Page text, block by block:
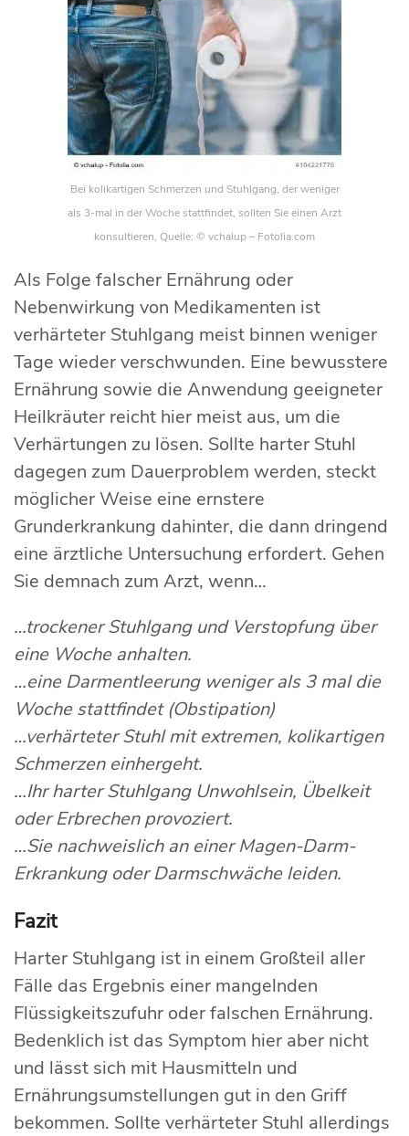
Bei kolikartigen Schmerzen und Stuhlgang, der weniger
als 3-mal in der Woche stattfindet, sollten Sie einen Arzt
konsultieren, Quelle: © vchalup – Fotolia.com
Als Folge falscher Ernährung oder
Nebenwirkung von Medikamenten ist
verhärteter Stuhlgang meist binnen weniger
Tage wieder verschwunden. Eine bewusstere
Ernährung sowie die Anwendung geeigneter
Heilkräuter reicht hier meist aus, um die
Verhärtungen zu lösen. Sollte harter Stuhl
dagegen zum Dauerproblem werden, steckt
möglicher Weise eine ernstere
Grunderkrankung dahinter, die dann dringend
eine ärztliche Untersuchung erfordert. Gehen
Sie demnach zum Arzt, wenn…
…trockener Stuhlgang und Verstopfung über
eine Woche anhalten.
…eine Darmentleerung weniger als 3 mal die
Woche stattfindet (Obstipation)
…verhärteter Stuhl mit extremen, kolikartigen
Schmerzen einhergeht.
…Ihr harter Stuhlgang Unwohlsein, Übelkeit
oder Erbrechen provoziert.
…Sie nachweislich an einer Magen-Darm-
Erkrankung oder Darmschwäche leiden.
Fazit
Harter Stuhlgang ist in einem Großteil aller
Fälle das Ergebnis einer mangelnden
Flüssigkeitszufuhr oder falschen Ernährung.
Bedenklich ist das Symptom hier aber nicht
und lässt sich mit Hausmitteln und
Ernährungsumstellungen gut in den Griff
bekommen. Sollte verhärteter Stuhl allerdings